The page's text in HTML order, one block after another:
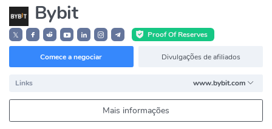
Bybit
𝕏 Proof Of Reserves
Comece a negociar Divulgações de afiliados
Links www.bybit.com
Mais informações